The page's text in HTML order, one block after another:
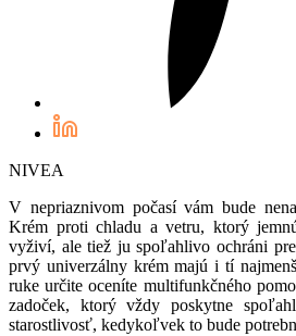
NIVEA
V nepriaznivom počasí vám bude
Krém proti chladu a vetru, ktorý
vyživí, ale tiež ju spoľahlivo ochráni
prvý univerzálny krém majú i tí
ruke určite oceníte multifunkčného
zadoček, ktorý vždy poskytne
starostlivosť, kedykoľvek to bude